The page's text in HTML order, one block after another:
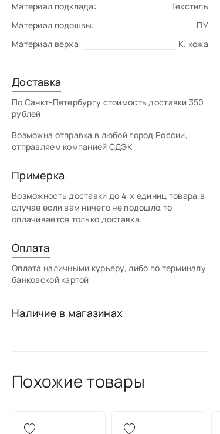
Материал подклада:
Текстиль
Материал подошвы:
ПУ
Материал верха:
К. кожа
Доставка
По Санкт-Петербургу стоимость доставки 350
рублей
Возможна отправка в любой город России,
отправляем компанией СДЭК
Примерка
Возможность доставки до 4-х единиц товара,в
случае если вам ничего не подошло,то
оплачивается только доставка.
Оплата
Оплата наличными курьеру, либо по терминалу
банковской картой
Наличие в магазинах
Похожие товары